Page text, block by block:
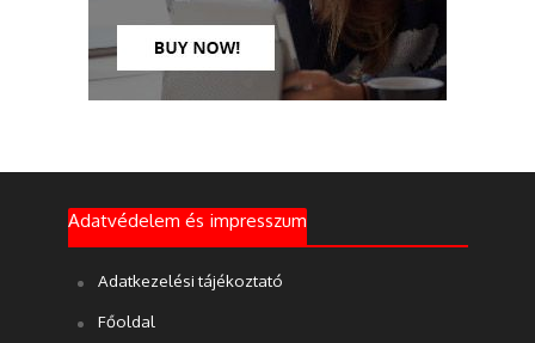
Adatvédelem és impresszum
Adatkezelési tájékoztató
Főoldal